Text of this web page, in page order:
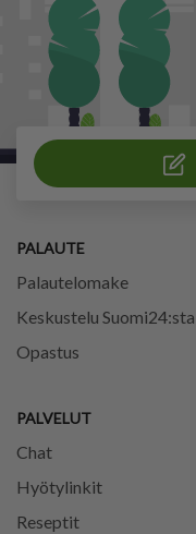
PALAUTE
Palautelomake
Keskustelu Suomi24:sta
Opastus
PALVELUT
Chat
Hyötylinkit
Reseptit